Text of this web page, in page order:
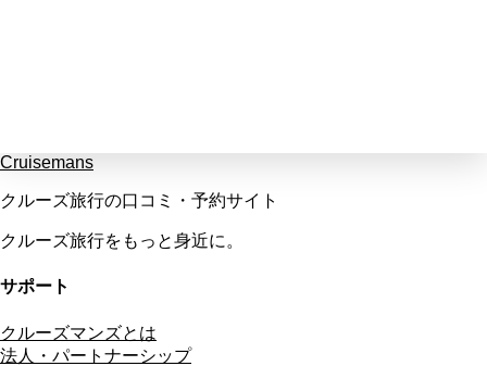
Cruisemans
クルーズ旅行の口コミ・予約サイト
クルーズ旅行をもっと身近に。
サポート
クルーズマンズとは
法人・パートナーシップ